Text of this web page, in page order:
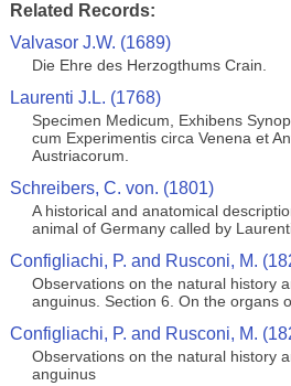
Related Records:
Valvasor J.W. (1689)
Die Ehre des Herzogthums Crain.
Laurenti J.L. (1768)
Specimen Medicum, Exhibens
cum Experimentis circa Venena et
Austriacorum.
Schreibers, C. von. (1801)
A historical and anatomical
animal of Germany called by
Configliachi, P. and Rusconi, M.
Observations on the natural history
anguinus. Section 6. On the organs
Configliachi, P. and Rusconi, M.
Observations on the natural history
anguinus